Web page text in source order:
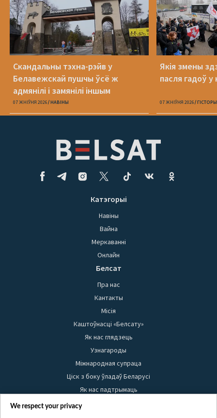
Скандальны тэхна-рэйв у
Белавежскай пушчы ўсё ж
адмянілі і замянілі іншым
07 ЖНІЎНЯ 2026 НАВІНЫ
Якія змены
пасля гадоў у
07 ЖНІЎНЯ 2026
Катэгорыі
Навіны
Вайна
Меркаванні
Онлайн
Белсат
Пра нас
Кантакты
Місія
Каштоўнасці «Белсату»
Як нас глядзець
Узнагароды
Міжнародная супраца
Ціск з боку ўладаў Беларусі
Як нас падтрымаць
Правілы выкарыстання матэрыялаў
We respect your privacy